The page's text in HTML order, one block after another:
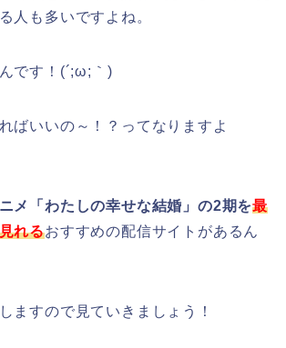
人も多いですよね。
です！(´;ω;｀)
ばいいの～！？ってなりますよ
メ「わたしの幸せな結婚」の2期を最
れるおすすめの配信サイトがあるん
ますので見ていきましょう！